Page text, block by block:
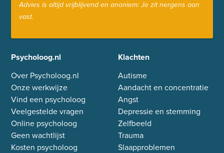
Advies is altijd vrijblijvend en anoniem: Je zit nergens aan
vast.
Psycholoog.nl
Over Psycholoog.nl
Onze werkwijze
Vind een psycholoog
Veelgestelde vragen
Online psycholoog
Geen wachtlijst
Kosten psycholoog
Klachten
Autisme
Aandacht en concentratie
Angst
Depressie en stemming
Zelfbeeld
Trauma
Slaapproblemen